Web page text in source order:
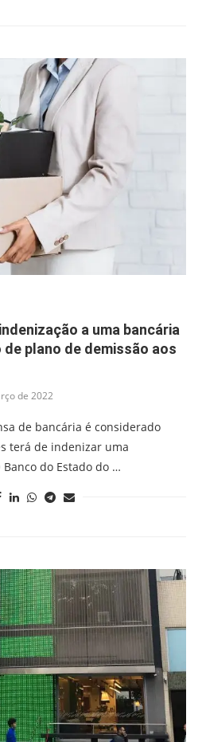
a uma bancária
plano de demissão aos
de 2022
de bancária é considerado
terá de indenizar uma
do Estado do …